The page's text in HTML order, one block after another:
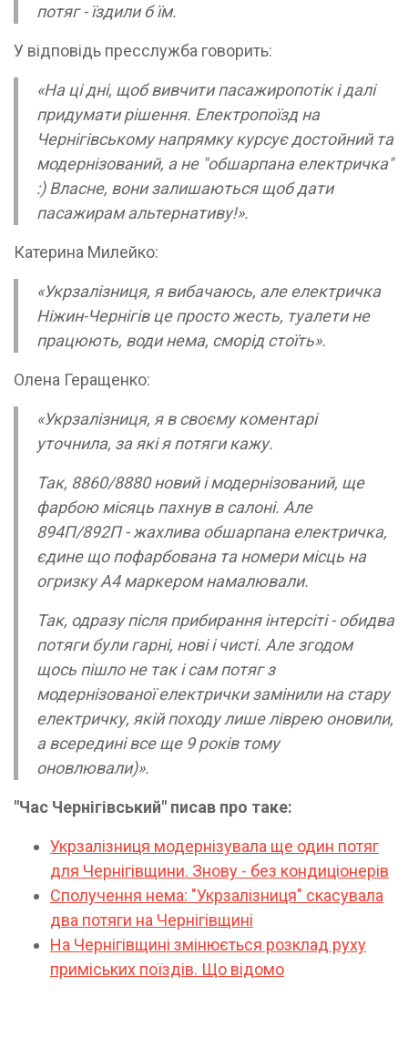
потяг - їздили б їм.
У відповідь пресслужба говорить:
«На ці дні, щоб вивчити пасажиропотік і далі
придумати рішення. Електропоїзд на
Чернігівському напрямку курсує достойний та
модернізований, а не "обшарпана електричка"
:) Власне, вони залишаються щоб дати
пасажирам альтернативу!».
Катерина Милейко:
«Укрзалізниця, я вибачаюсь, але електричка
Ніжин-Чернігів це просто жесть, туалети не
працюють, води нема, сморід стоїть».
Олена Геращенко:
«Укрзалізниця, я в своєму коментарі
уточнила, за які я потяги кажу.
Так, 8860/8880 новий і модернізований, ще
фарбою місяць пахнув в салоні. Але
894П/892П - жахлива обшарпана електричка,
єдине що пофарбована та номери місць на
огризку А4 маркером намалювали.
Так, одразу після прибирання інтерсіті - обидва
потяги були гарні, нові і чисті. Але згодом
щось пішло не так і сам потяг з
модернізованої електрички замінили на стару
електричку, якій походу лише ліврею оновили,
а всередині все ще 9 років тому
оновлювали)».
"Час Чернігівський" писав про таке:
Укрзалізниця модернізувала ще один потяг
для Чернігівщини. Знову - без кондиціонерів
Сполучення нема: "Укрзалізниця" скасувала
два потяги на Чернігівщині
На Чернігівщині змінюється розклад руху
приміських поїздів. Що відомо